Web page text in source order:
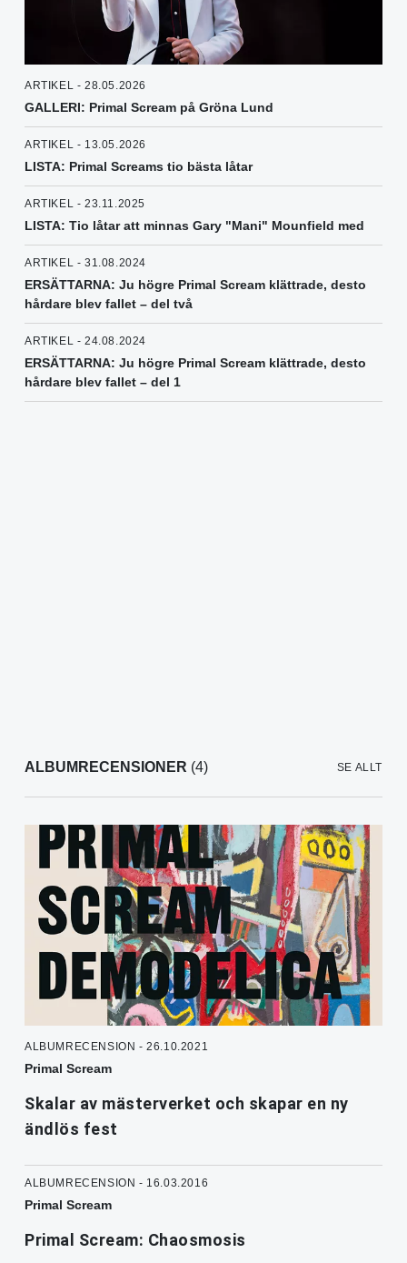
ARTIKEL - 28.05.2026
GALLERI: Primal Scream på Gröna Lund
ARTIKEL - 13.05.2026
LISTA: Primal Screams tio bästa låtar
ARTIKEL - 23.11.2025
LISTA: Tio låtar att minnas Gary "Mani" Mounfield med
ARTIKEL - 31.08.2024
ERSÄTTARNA: Ju högre Primal Scream klättrade, desto
hårdare blev fallet – del två
ARTIKEL - 24.08.2024
ERSÄTTARNA: Ju högre Primal Scream klättrade, desto
hårdare blev fallet – del 1
ALBUMRECENSIONER (4) SE ALLT
ALBUMRECENSION - 26.10.2021
Primal Scream
Skalar av mästerverket och skapar en ny
ändlös fest
ALBUMRECENSION - 16.03.2016
Primal Scream
Primal Scream: Chaosmosis